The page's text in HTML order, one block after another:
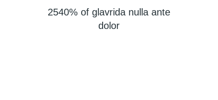
2540% of glavrida nulla ante
dolor